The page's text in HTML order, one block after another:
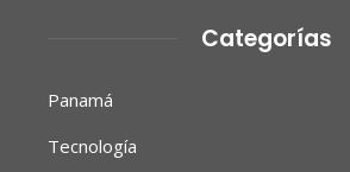
Categorías
Panamá
Tecnología